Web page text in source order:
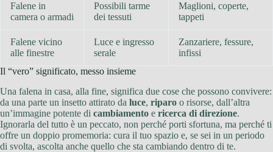
Falene in
camera o armadi
Possibili tarme
dei tessuti
Maglioni, coperte,
tappeti
Falene vicino
alle finestre
Luce e ingresso
serale
Zanzariere, fessure,
infissi
Il “vero” significato, messo insieme
Una falena in casa, alla fine, significa due cose che possono convivere:
da una parte un insetto attirato da luce, riparo o risorse, dall’altra
un’immagine potente di cambiamento e ricerca di direzione.
Ignorarla del tutto è un peccato, non perché porti sfortuna, ma perché ti
offre un doppio promemoria: cura il tuo spazio e, se sei in un periodo
di svolta, ascolta anche quello che sta cambiando dentro di te.